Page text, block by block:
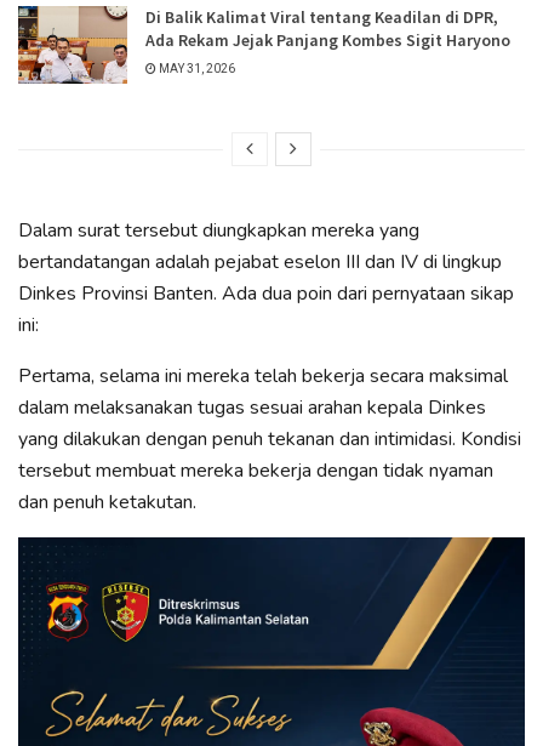
Di Balik Kalimat Viral tentang Keadilan di DPR,
Ada Rekam Jejak Panjang Kombes Sigit Haryono
MAY 31, 2026
Dalam surat tersebut diungkapkan mereka yang
bertandatangan adalah pejabat eselon III dan IV di lingkup
Dinkes Provinsi Banten. Ada dua poin dari pernyataan sikap
ini:
Pertama, selama ini mereka telah bekerja secara maksimal
dalam melaksanakan tugas sesuai arahan kepala Dinkes
yang dilakukan dengan penuh tekanan dan intimidasi. Kondisi
tersebut membuat mereka bekerja dengan tidak nyaman
dan penuh ketakutan.